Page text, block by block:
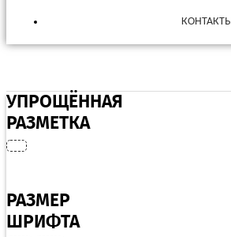
КОНТАКТЫ
УПРОЩЁННАЯ
РАЗМЕТКА
РАЗМЕР
ШРИФТА